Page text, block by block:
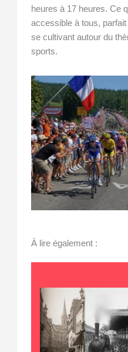
heures à 17 heures. Ce
accessible à tous, parfait
se cultivant autour du
sports.
À lire également :